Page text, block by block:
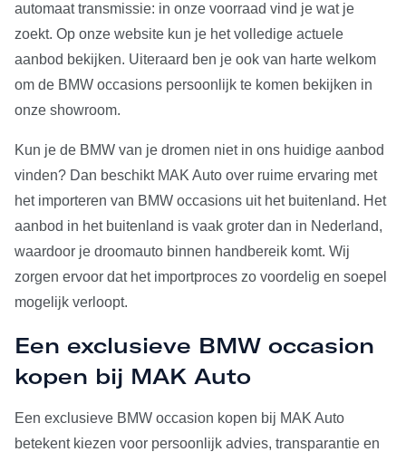
automaat transmissie: in onze voorraad vind je wat je
zoekt. Op onze website kun je het volledige actuele
aanbod bekijken. Uiteraard ben je ook van harte welkom
om de BMW occasions persoonlijk te komen bekijken in
onze showroom.
Kun je de BMW van je dromen niet in ons huidige aanbod
vinden? Dan beschikt MAK Auto over ruime ervaring met
het importeren van BMW occasions uit het buitenland. Het
aanbod in het buitenland is vaak groter dan in Nederland,
waardoor je droomauto binnen handbereik komt. Wij
zorgen ervoor dat het importproces zo voordelig en soepel
mogelijk verloopt.
Een exclusieve BMW occasion
kopen bij MAK Auto
Een exclusieve BMW occasion kopen bij MAK Auto
betekent kiezen voor persoonlijk advies, transparantie en